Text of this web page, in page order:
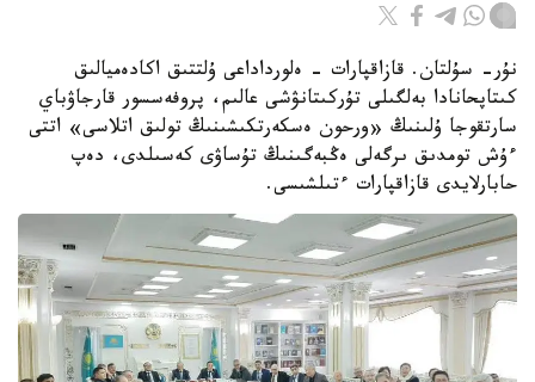
نۇر- سۇلتان. قازاقپارات - ەلورداداعى ۇلتتىق اكادەميالىق
كىتاپحانادا بەلگىلى تۇركىتانۋشى عالىم، پروفەسسور قارجاۋباي
سارتقوجا ۇلىنىڭ «ورحون ەسكەرتكىشىنىڭ تولىق اتلاسى» اتتى
ءۇش تومدىق ىرگەلى ەڭبەگىنىڭ تۇساۋى كەسىلدى، دەپ
حابارلايدى قازاقپارات ءتىلشىسى.